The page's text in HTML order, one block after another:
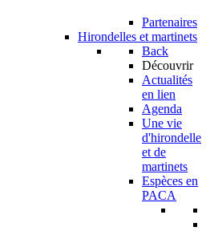
Partenaires
Hirondelles et martinets
Back
Découvrir
Actualités
en lien
Agenda
Une vie
d'hirondelle
et de
martinets
Espèces en
PACA